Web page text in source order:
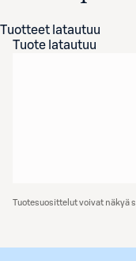
Tuotteet latautuu
Tuote latautuu
Tuotesuosittelut voivat näkyä